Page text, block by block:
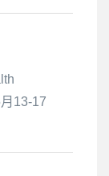
13-17